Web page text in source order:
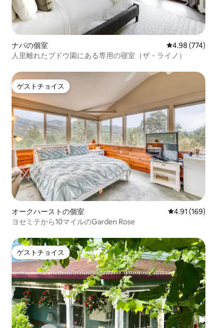
ナパの個室 レビュー774
4.98 (774)
人里離れたブドウ園にある専用の寝室（ザ・ライノ）
ゲストチョイス
ゲストチョイス
オークハーストの個室 レビュー169
4.91 (169)
ヨセミテから10マイルのGarden Rose
ゲストチョイス
ゲストチョイス